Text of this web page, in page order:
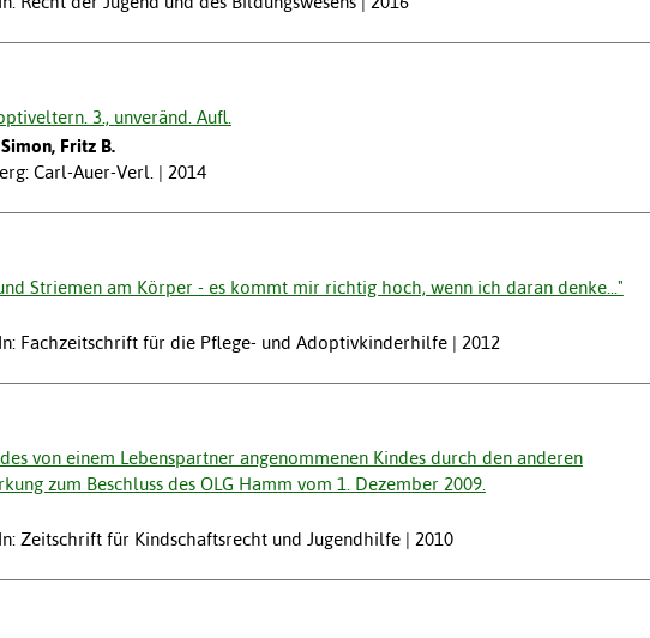
3., unveränd. Aufl.
Fritz B.
Carl-Auer-Verl. | 2014
Striemen am Körper - es kommt mir richtig hoch, wenn ich daran denke..."
In: Fachzeitschrift für die Pflege- und Adoptivkinderhilfe | 2012
von einem Lebenspartner angenommenen Kindes durch den anderen
zum Beschluss des OLG Hamm vom 1. Dezember 2009.
In: Zeitschrift für Kindschaftsrecht und Jugendhilfe | 2010